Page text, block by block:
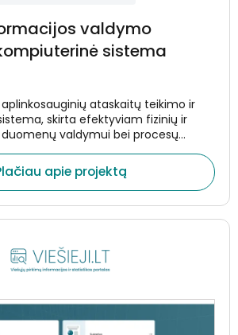
valdymo
sistema
aplinkosauginių ataskaitų teikimo ir
skirta efektyviam fizinių ir
valdymui bei procesų
Sistema sukurta taip, kad užtikrintų
administravimą ir
tarp išorinių bei vidinių naudotojų.
apie projektą